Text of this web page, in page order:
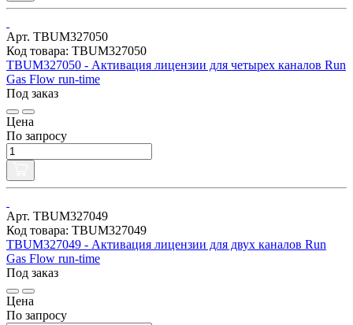
Арт. TBUM327050
Код товара: TBUM327050
TBUM327050 - Активация лицензии для четырех каналов Run
Gas Flow run-time
Под заказ
Цена
По запросу
Арт. TBUM327049
Код товара: TBUM327049
TBUM327049 - Активация лицензии для двух каналов Run
Gas Flow run-time
Под заказ
Цена
По запросу